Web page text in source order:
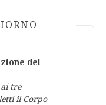
del
tre
il Corpo